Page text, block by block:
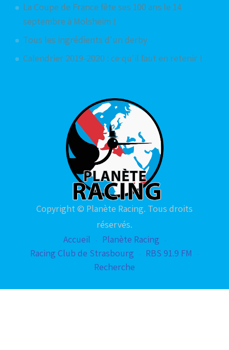
La Coupe de France fête ses 100 ans le 14
septembre à Molsheim !
Tous les ingrédients d'un derby
Calendrier 2019-2020 : ce qu'il faut en retenir !
Copyright © Planète Racing. Tous droits
réservés.
Accueil
Planète Racing
Racing Club de Strasbourg
RBS 91.9 FM
Recherche